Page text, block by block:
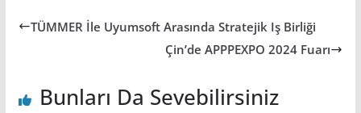
TÜMMER İle Uyumsoft Arasında Stratejik Iş Birliği
Çin’de APPPEXPO 2024 Fuarı
Bunları Da Sevebilirsiniz